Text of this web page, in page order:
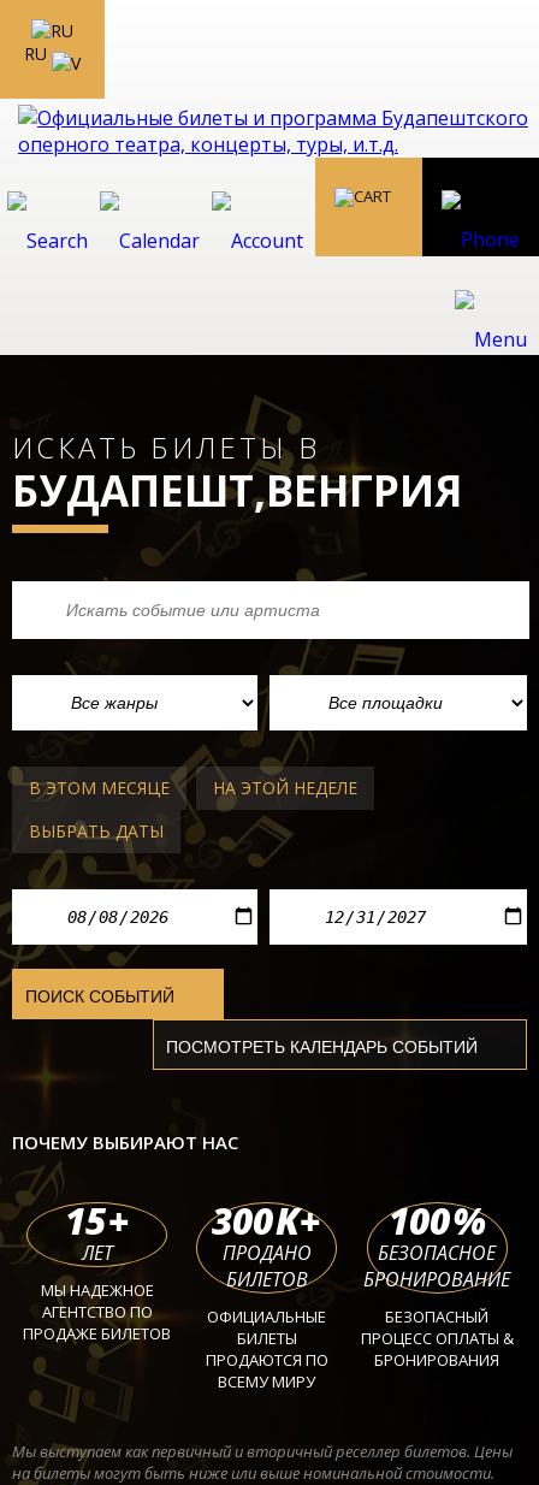
RU
ИСКАТЬ БИЛЕТЫ В
БУДАПЕШТ,ВЕНГРИЯ
В ЭТОМ МЕСЯЦЕ
НА ЭТОЙ НЕДЕЛЕ
ВЫБРАТЬ ДАТЫ
ПОЧЕМУ ВЫБИРАЮТ НАС
15+
ЛЕТ
МЫ НАДЕЖНОЕ
АГЕНТСТВО ПО
ПРОДАЖЕ БИЛЕТОВ
300K+
ПРОДАНО
БИЛЕТОВ
ОФИЦИАЛЬНЫЕ
БИЛЕТЫ
ПРОДАЮТСЯ ПО
ВСЕМУ МИРУ
100%
БЕЗОПАСНОЕ
БРОНИРОВАНИЕ
БЕЗОПАСНЫЙ
ПРОЦЕСС ОПЛАТЫ &
БРОНИРОВАНИЯ
Мы выступаем как первичный и вторичный реселлер билетов. Цены
на билеты могут быть ниже или выше номинальной стоимости.